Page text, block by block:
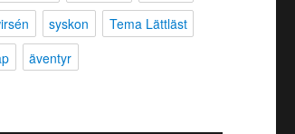
syskon
Tema Lättläst
äventyr